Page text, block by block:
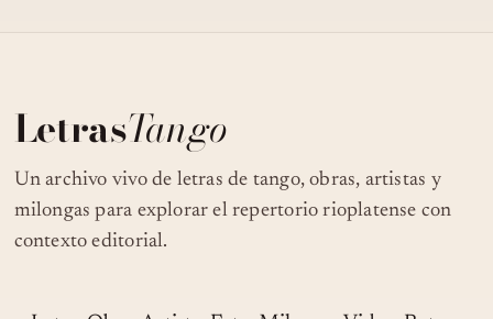
LetrasTango
Un archivo vivo de letras de tango, obras, artistas y
milongas para explorar el repertorio rioplatense con
contexto editorial.